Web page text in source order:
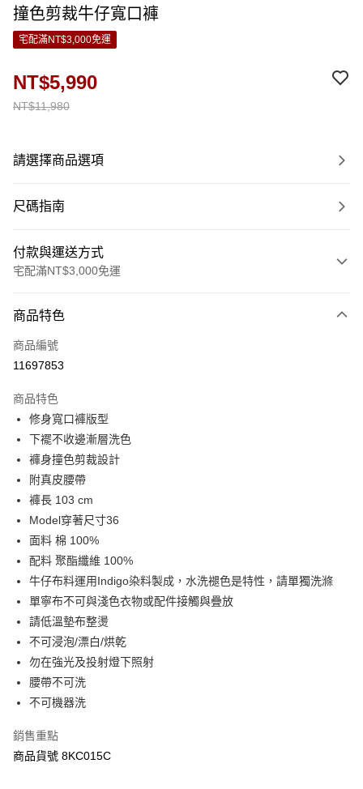
撞色剪裁牛仔寬口褲
宅配滿NT$3,000免運
NT$11,980
NT$5,990
請選擇商品選項
尺碼指南
付款與運送方式
宅配滿NT$3,000免運
信用卡一次付款
LINE Pay
街口支付
悠遊付
Google Pay
全盈+PAY
AFTEE先享後付
相關說明
【關於「AFTEE先享後付」】
AFTEE先享後付是「在收到商品之後才付款」的支付方式。 讓您購物簡單
便利好安心！
１．簡單：不需註冊會員、不需綁卡、不需儲值。
３．安心：先確認商品／服務後，再付款。
【「AFTEE先享後付」結帳流程】
１．於結帳方式選擇「AFTEE先享後付」後，將跳轉至「AFTEE先享後付」
結帳頁面，進行簡訊認證並確認金額後，即可完成結帳。
３．收到繳費通知簡訊後14天內，點擊此簡訊中的連結，可透過四大超商／
ATM／網路銀行／等多元方式進行付款，方視為交易完成。
※ 請注意：結帳手續完成當下不需立刻繳費，但若您需要取消訂單，請聯絡
ATM付款
運送方式
宅配
商品特色
商品編號
11697853
商品特色
修身寬口褲版型
下襬不收邊漸層洗色
褲身撞色剪裁設計
附真皮腰帶
褲長 103 cm
Model穿著尺寸36
面料 棉 100%
配料 聚酯纖維 100%
牛仔布料運用Indigo染料製成，水洗褪色是特性，請單獨洗滌
單寧布不可與淺色衣物或配件接觸與疊放
請低溫墊布整燙
不可浸泡/漂白/烘乾
勿在強光及投射燈下照射
腰帶不可洗
不可機器洗
銷售重點
商品貨號 8KC015C